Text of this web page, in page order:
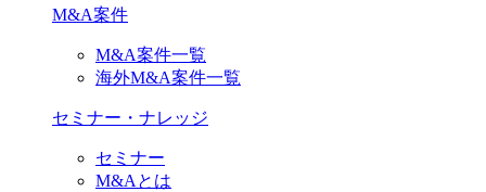
M&A案件
M&A案件一覧
海外M&A案件一覧
セミナー・ナレッジ
セミナー
M&Aとは